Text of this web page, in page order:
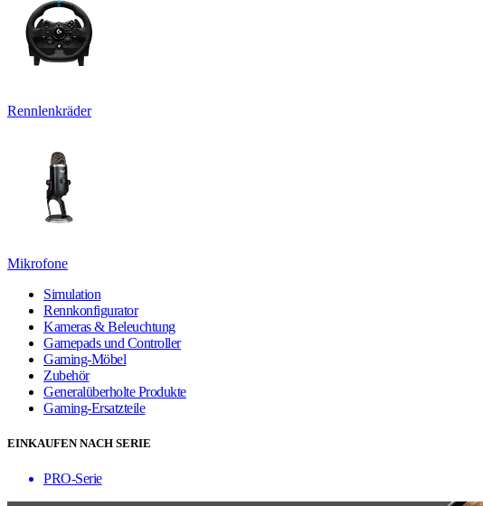
Rennlenkräder
Mikrofone
Simulation
Rennkonfigurator
Kameras & Beleuchtung
Gamepads und Controller
Gaming-Möbel
Zubehör
Generalüberholte Produkte
Gaming-Ersatzteile
EINKAUFEN NACH SERIE
PRO-Serie